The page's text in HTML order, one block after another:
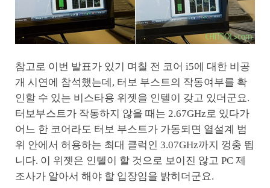
참고로 이번 발표가 있기 며칠 전 코어 i5에 대한 비공
개 시연에 참석했는데, 터보 부스트의 작동여부를 확
인할 수 있는 비스타용 위젯을 인텔이 갖고 있더군요.
터보부스트가 작동하지 않을 때는 2.67GHz로 있다가
어느 한 코어라도 터보 부스트가 가동되면 열설계 범
위 안에서 허용하는 최대 클럭인 3.07GHz까지 껑충 뜁
니다. 이 위젯은 인텔이 할 것으로 보이진 않고 PC 제
조사가 알아서 해야 할 입장임을 밝히더군요.